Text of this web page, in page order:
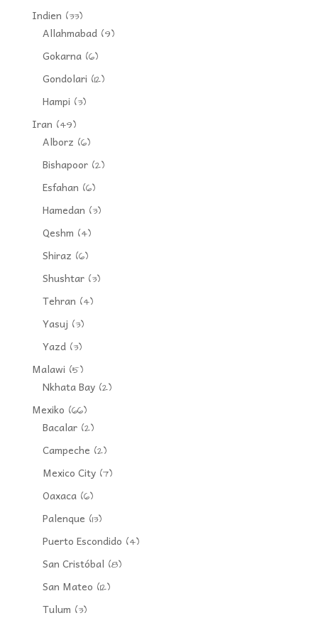
Indien (33)
Allahmabad(9)
Gokarna(6)
Gondolari (12)
Hampi (3)
Iran (49)
Alborz (6)
Bishapoor(2)
Esfahan (6)
Hamedan (3)
Qeshm (4)
Shiraz (6)
Shushtar(3)
Tehran (4)
Yasuj (3)
Yazd(3)
Malawi (5)
Nkhata Bay(2)
Mexiko (66)
Bacalar(2)
Campeche (2)
Mexico City(7)
Oaxaca(6)
Palenque (13)
Puerto Escondido (4)
San Cristóbal (8)
San Mateo (12)
Tulum (3)